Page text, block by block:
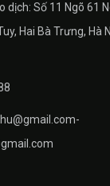
dịch: Số 11 Ngõ 61
Hai Bà Trưng, Hà